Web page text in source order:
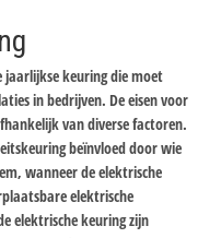
jaarlijkse keuring die moet
in bedrijven. De eisen voor
van diverse factoren.
beïnvloed door wie
wanneer de elektrische
elektrische
elektrische keuring zijn